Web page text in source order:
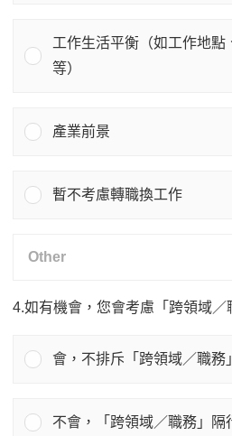
工作生活平衡（如工作地點
等）
產業前景
暫不考慮轉職換工作
4.如有機會，您會考慮「跨領域／
會，不排斥「跨領域／職務
不會，「跨領域／職務」隔